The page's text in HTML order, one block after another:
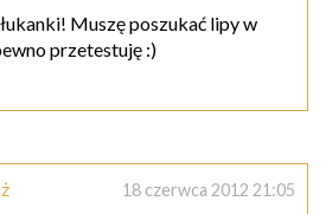
Muszę poszukać lipy w
przetestuję :)
18 czerwca 2012 21:05